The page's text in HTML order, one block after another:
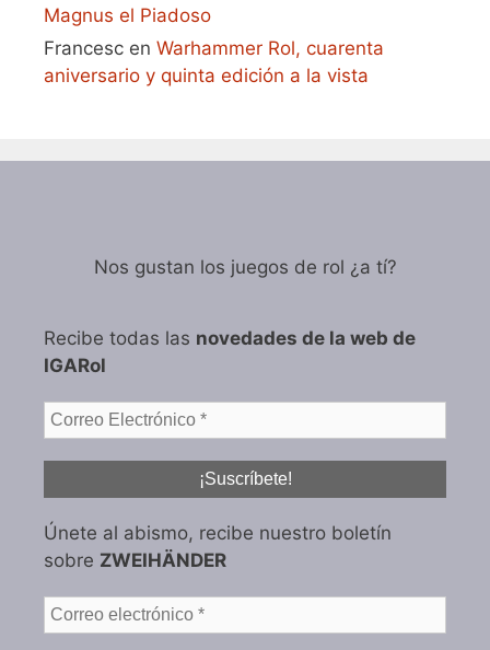
Magnus el Piadoso
Francesc en Warhammer Rol, cuarenta
aniversario y quinta edición a la vista
Nos gustan los juegos de rol ¿a tí?
Recibe todas las novedades de la web de
IGARol
Únete al abismo, recibe nuestro boletín
sobre ZWEIHÄNDER